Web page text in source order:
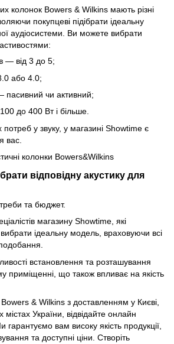
колонок Bowers & Wilkins мають різні
покупцеві підібрати ідеальну
аудіосистеми. Ви можете вибрати
— від 3 до 5;
або 4.0;
пасивний чи активний;
до 400 Вт і більше.
у звуку, у магазині Showtime є
вас.
відповідну акустику для
та бюджет.
магазину Showtime, які
ідеальну модель, враховуючи всі
встановлення та розташування
приміщенні, що також впливає на якість
& Wilkins з доставленням у Києві,
містах України, відвідайте онлайн
вам високу якість продукції,
та доступні ціни. Створіть